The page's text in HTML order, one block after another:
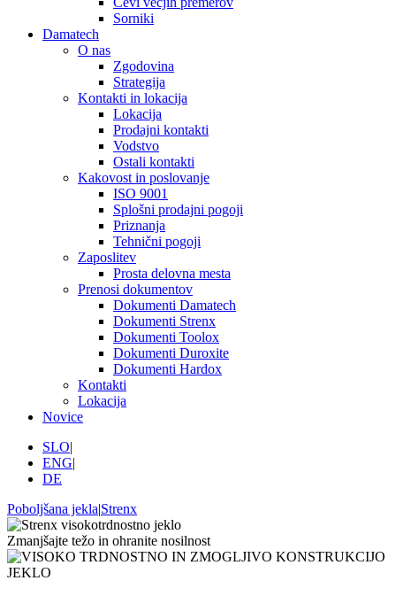
Sorniki
Damatech
O nas
Zgodovina
Strategija
Kontakti in lokacija
Lokacija
Prodajni kontakti
Vodstvo
Ostali kontakti
Kakovost in poslovanje
ISO 9001
Splošni prodajni pogoji
Priznanja
Tehnični pogoji
Zaposlitev
Prosta delovna mesta
Prenosi dokumentov
Dokumenti Damatech
Dokumenti Strenx
Dokumenti Toolox
Dokumenti Duroxite
Dokumenti Hardox
Kontakti
Lokacija
Novice
SLO|
ENG|
DE
Poboljšana jekla|Strenx
Zmanjšajte težo in ohranite nosilnost